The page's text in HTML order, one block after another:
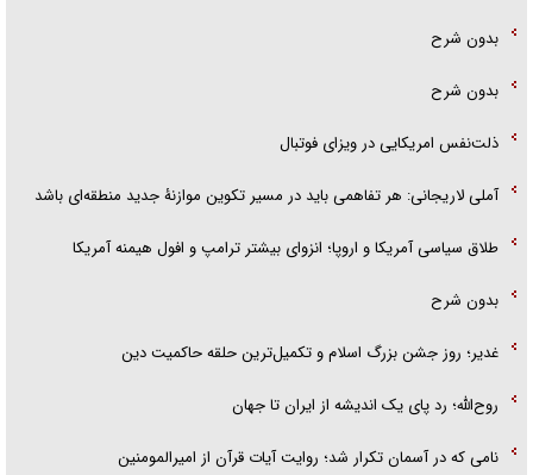
بدون شرح
بدون شرح
ذلت‌نفس امریکایی در ویزای فوتبال
آملی لاریجانی: هر تفاهمی باید در مسیر تکوین موازنۀ جدید منطقه‌ای باشد
طلاق سیاسی آمریکا و اروپا؛ انزوای بیشتر ترامپ و افول هیمنه آمریکا
بدون شرح
غدیر؛ روز جشن بزرگ اسلام و تکمیل‌ترین حلقه حاکمیت دین
روح‌الله؛ رد پای یک اندیشه از ایران تا جهان
نامی که در آسمان تکرار شد؛ روایت آیات قرآن از امیرالمومنین